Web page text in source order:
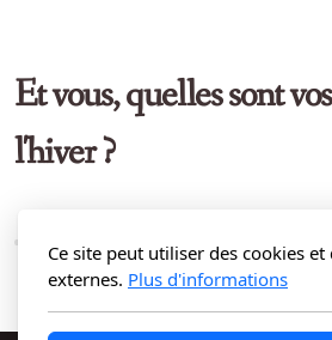
Et vous, quelles sont
l'hiver ?
Ce site peut utiliser des cookies et
externes. Plus d'informations